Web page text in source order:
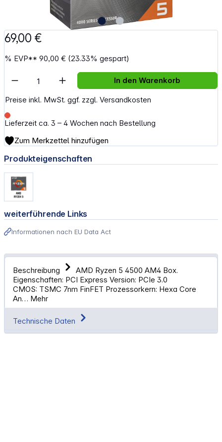
69,00 €
% EVP**90,00 € (23.33% gespart)
Preise inkl. MwSt. ggf. zzgl. Versandkosten
Lieferzeit ca. 3 – 4 Wochen nach Bestellung
Artikel Anzahl: Gib den gewünschten
In den Warenkorb
Zum Merkzettel hinzufügen
Produkteigenschaften
weiterführende Links
Informationen nach EU Data Act
Beschreibung
AMD Ryzen 5 4500 AM4 Box.
Eigenschaften: PCI Express Version: PCIe 3.0
CMOS: TSMC 7nm FinFET Prozessorkern: Hexa Core
An… Mehr
Technische Daten